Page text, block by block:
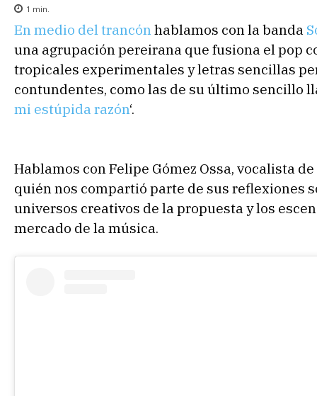
1 min.
En medio del trancón hablamos con la banda
una agrupación pereirana que fusiona el pop
tropicales experimentales y letras sencillas
contundentes, como las de su último sencillo
mi estúpida razón‘.
Hablamos con Felipe Gómez Ossa, vocalista
quién nos compartió parte de sus reflexiones
universos creativos de la propuesta y los
mercado de la música.